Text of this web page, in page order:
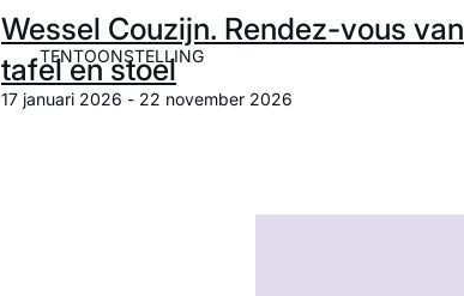
TENTOONSTELLING
Wessel Couzijn. Rendez-vous van
tafel en stoel
17 januari 2026 - 22 november 2026